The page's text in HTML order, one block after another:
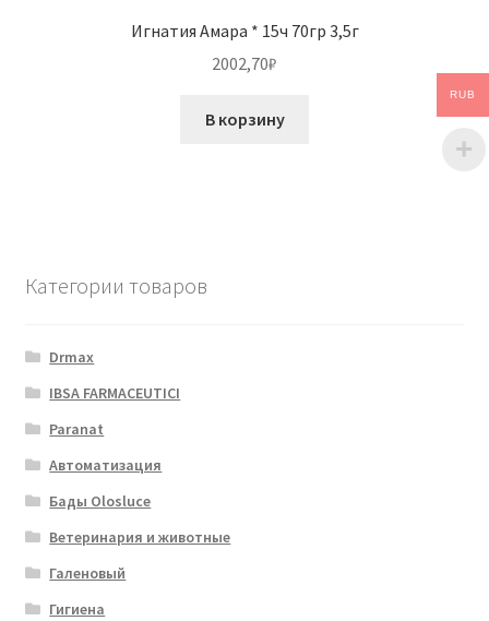
Игнатия Амара * 15ч 70гр 3,5г
2002,70₽
В корзину
Категории товаров
Drmax
IBSA FARMACEUTICI
Paranat
Автоматизация
Бады Olosluce
Ветеринария и животные
Галеновый
Гигиена
RUB